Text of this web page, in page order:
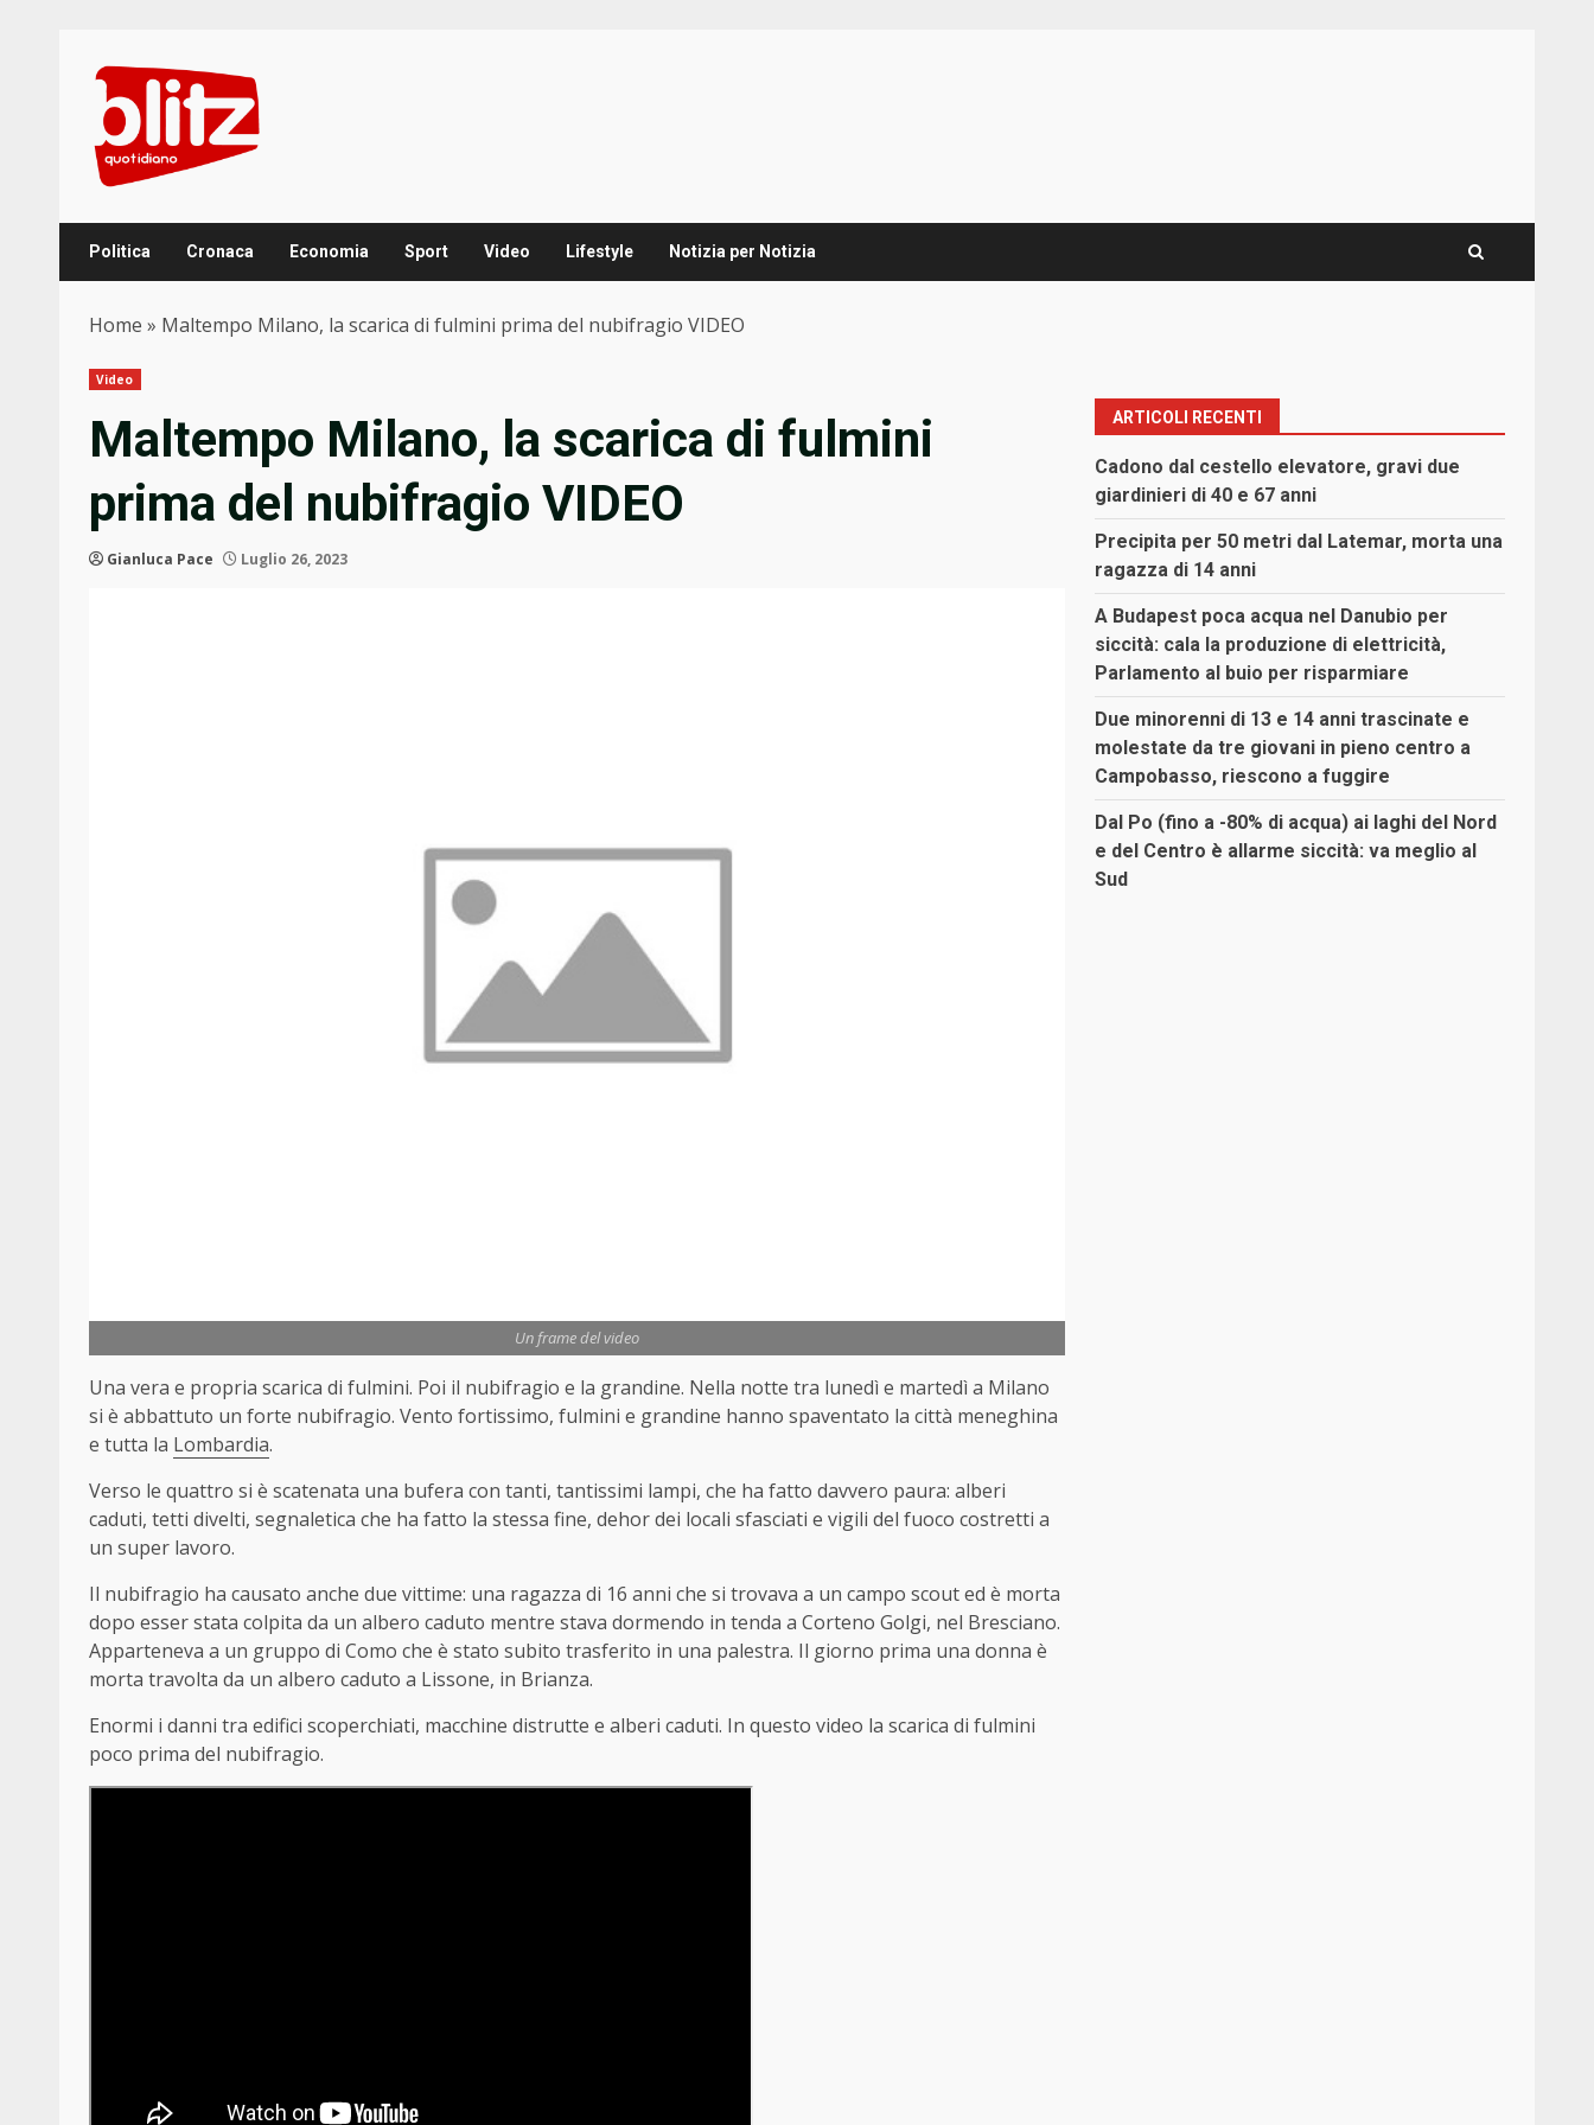
content
Politica Cronaca Economia Sport Video Lifestyle Notizia per Notizia
Home » Maltempo Milano, la scarica di fulmini prima del nubifragio VIDEO
Video
Maltempo Milano, la scarica di fulmini
prima del nubifragio VIDEO
Gianluca Pace Luglio 26, 2023
Un frame del video
Una vera e propria scarica di fulmini. Poi il nubifragio e la grandine. Nella notte tra lunedì e martedì a Milano
si è abbattuto un forte nubifragio. Vento fortissimo, fulmini e grandine hanno spaventato la città meneghina
e tutta la Lombardia.
Verso le quattro si è scatenata una bufera con tanti, tantissimi lampi, che ha fatto davvero paura: alberi
caduti, tetti divelti, segnaletica che ha fatto la stessa fine, dehor dei locali sfasciati e vigili del fuoco costretti a
un super lavoro.
Il nubifragio ha causato anche due vittime: una ragazza di 16 anni che si trovava a un campo scout ed è morta
dopo esser stata colpita da un albero caduto mentre stava dormendo in tenda a Corteno Golgi, nel Bresciano.
Apparteneva a un gruppo di Como che è stato subito trasferito in una palestra. Il giorno prima una donna è
morta travolta da un albero caduto a Lissone, in Brianza.
Enormi i danni tra edifici scoperchiati, macchine distrutte e alberi caduti. In questo video la scarica di fulmini
poco prima del nubifragio.
ARTICOLI RECENTI
Cadono dal cestello elevatore, gravi due
giardinieri di 40 e 67 anni
Precipita per 50 metri dal Latemar, morta una
ragazza di 14 anni
A Budapest poca acqua nel Danubio per
siccità: cala la produzione di elettricità,
Parlamento al buio per risparmiare
Due minorenni di 13 e 14 anni trascinate e
molestate da tre giovani in pieno centro a
Campobasso, riescono a fuggire
Dal Po (fino a -80% di acqua) ai laghi del Nord
e del Centro è allarme siccità: va meglio al
Sud